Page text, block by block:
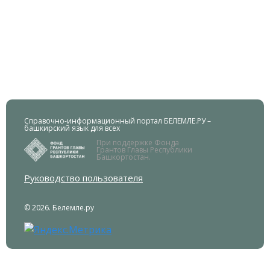
Справочно-информационный портал БЕЛЕМЛЕ.РУ –
башкирский язык для всех
При поддержке Фонда
Грантов Главы Республики
Башкортостан.
Руководство пользователя
© 2026. Белемле.ру